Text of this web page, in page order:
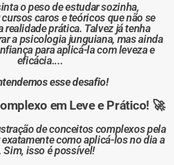
o peso de estudar sozinha,
caros e teóricos que não se
realidade prática. Talvez já tenha
a psicologia junguiana, mas ainda
para aplicá-la com leveza e
eficácia....
esse desafio!
em Leve e Prático! 🚀
de conceitos complexos pela
como aplicá-los no dia a
Sim, isso é possível!